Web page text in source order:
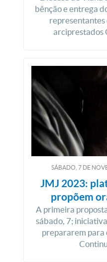
bênção e entrega
representantes
arciprestados
SÁBADO, 7 DE
JMJ 2023:
propõem
A primeira
sábado, 7;
prepararem para